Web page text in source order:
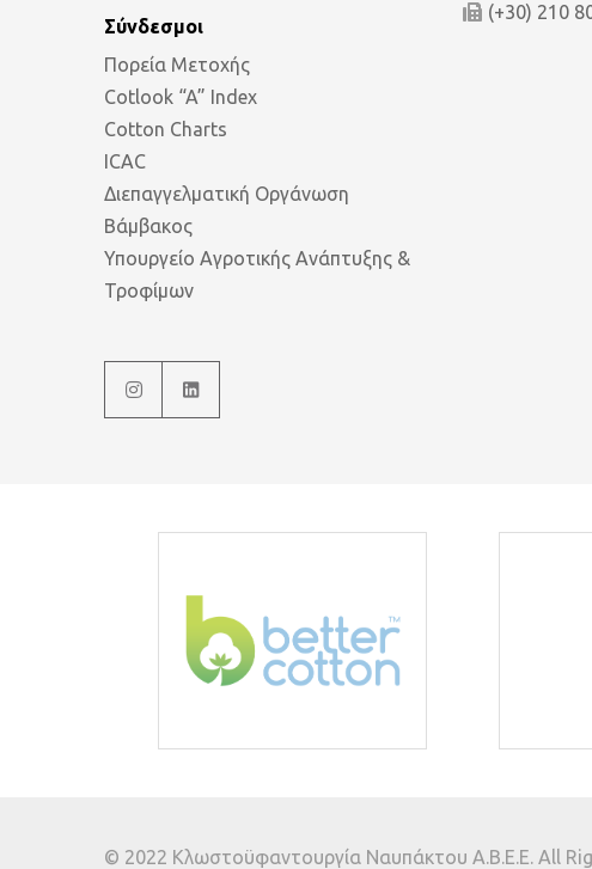
Σύνδεσμοι
Πορεία Μετοχής
Cotlook “A” Index
Cotton Charts
ICAC
Διεπαγγελματική Οργάνωση
Βάμβακος
Υπουργείο Αγροτικής Ανάπτυξης &
Τροφίμων
(+30) 210
© 2022 Κλωστοϋφαντουργία Ναυπάκτου Α.Β.Ε.Ε. All